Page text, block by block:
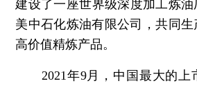
建设了一座世界级深度加工炼
美中石化炼油有限公司，共同
高价值精炼产品。
2021年9月，中国最大的上